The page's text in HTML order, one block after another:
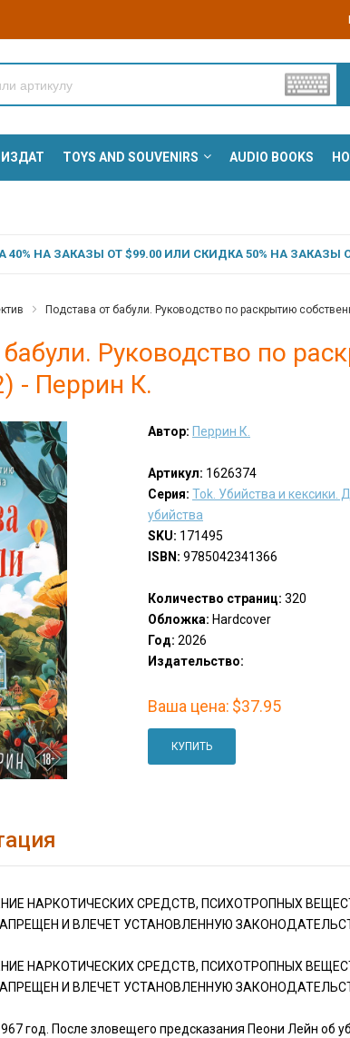
TOYS AND SOUVENIRS AUDIO BOOKS
НА ЗАКАЗЫ ОТ $99.00 ИЛИ СКИДКА 50% НА ЗАКАЗЫ
Подстава от бабули. Руководство по раскрытию
Руководство по
- Перрин К.
Автор: Перрин К.
Артикул: 1626374
Серия: Tok. Убийства и кексики.
убийства
SKU: 171495
ISBN: 9785042341366
Количество страниц: 320
Обложка: Hardcover
Год: 2026
Издательство:
Ваша цена: $37.95
КУПИТЬ
НАРКОТИЧЕСКИХ СРЕДСТВ, ПСИХОТРОПНЫХ
И ВЛЕЧЕТ УСТАНОВЛЕННУЮ
НАРКОТИЧЕСКИХ СРЕДСТВ, ПСИХОТРОПНЫХ
И ВЛЕЧЕТ УСТАНОВЛЕННУЮ
год. После зловещего предсказания Пеони Лейн об